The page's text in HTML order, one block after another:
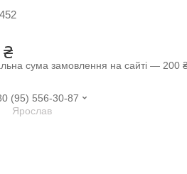
сума замовлення на сайті — 200
(95) 556-30-87
Ярослав